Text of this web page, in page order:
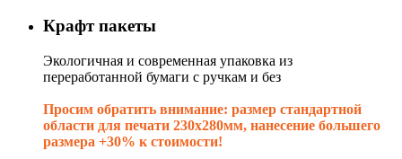
Крафт пакеты
Экологичная и современная упаковка из
переработанной бумаги с ручкам и без
Просим обратить внимание: размер стандартной
области для печати 230х280мм, нанесение большего
размера +30% к стоимости!